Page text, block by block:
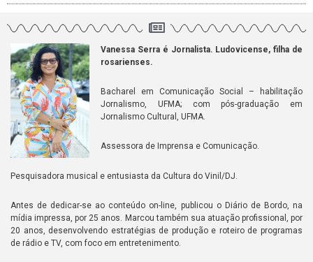
Vanessa Serra é Jornalista. Ludovicense, filha de
rosarienses.
Bacharel em Comunicação Social – habilitação
Jornalismo, UFMA; com pós-graduação em
Jornalismo Cultural, UFMA.
Assessora de Imprensa e Comunicação.
Pesquisadora musical e entusiasta da Cultura do Vinil/DJ.
Antes de dedicar-se ao conteúdo on-line, publicou o Diário de Bordo, na
mídia impressa, por 25 anos. Marcou também sua atuação profissional, por
20 anos, desenvolvendo estratégias de produção e roteiro de programas
de rádio e TV, com foco em entretenimento.